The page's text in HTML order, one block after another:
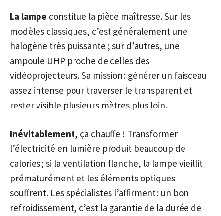
La lampe constitue la pièce maîtresse. Sur les
modèles classiques, c’est généralement une
halogène très puissante ; sur d’autres, une
ampoule UHP proche de celles des
vidéoprojecteurs. Sa mission : générer un faisceau
assez intense pour traverser le transparent et
rester visible plusieurs mètres plus loin.
Inévitablement, ça chauffe ! Transformer
l’électricité en lumière produit beaucoup de
calories ; si la ventilation flanche, la lampe vieillit
prématurément et les éléments optiques
souffrent. Les spécialistes l’affirment : un bon
refroidissement, c’est la garantie de la durée de